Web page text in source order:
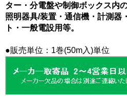
ター・分電盤や制御ボックス内
照明器具/装置・通信機・計測器
ト・一般電設用等。
●販売単位：1巻(50m入)単位